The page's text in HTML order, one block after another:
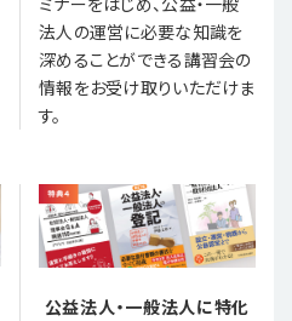
法人の運営に必要な知識を
深めることができる講習会の
情報をお受け取りいただけま
す。
公益法人・一般法人に特化